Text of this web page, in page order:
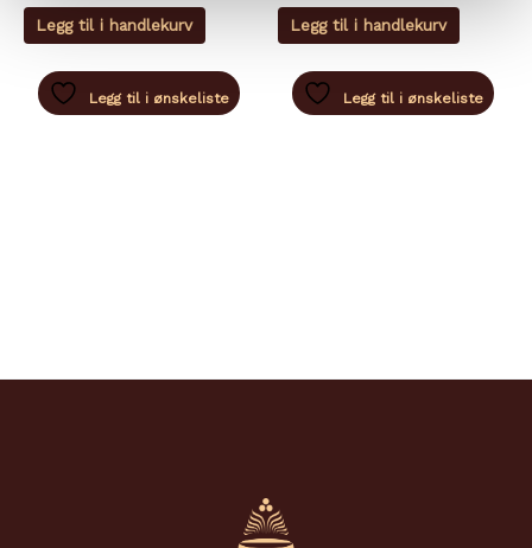
til
kr 220,00
Legg til i handlekurv
Dette
produktet
flere
varianter.
Legg til i ønskeliste
til
kr 156,00
Legg til i handlekurv
Dette
flere
varianter.
Legg til i ønskeliste